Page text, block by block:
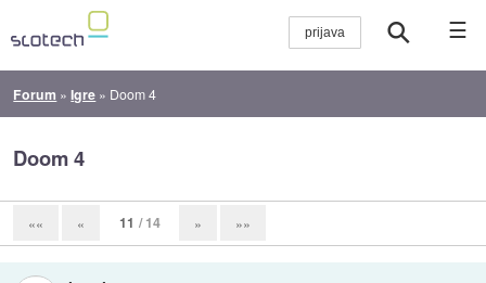
☰
Forum »Igre » Doom 4
Doom 4
«« « 11 / 14 » »»